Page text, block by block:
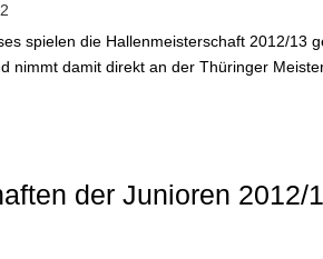
spielen die Hallenmeisterschaft 2012/13
nimmt damit direkt an der Thüringer
der Junioren 2012/